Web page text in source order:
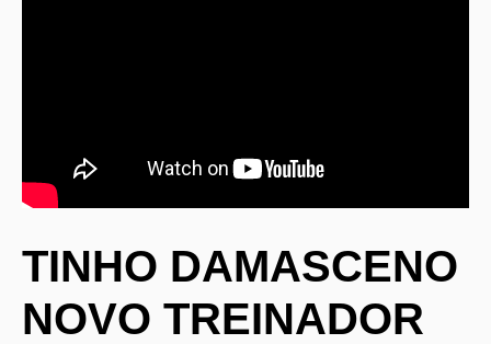
TINHO DAMASCENO
NOVO TREINADOR